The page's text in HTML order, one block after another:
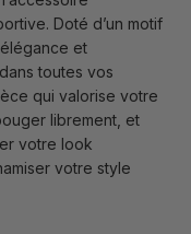
Doté d’un motif
et
toutes vos
qui valorise votre
librement, et
votre look
votre style